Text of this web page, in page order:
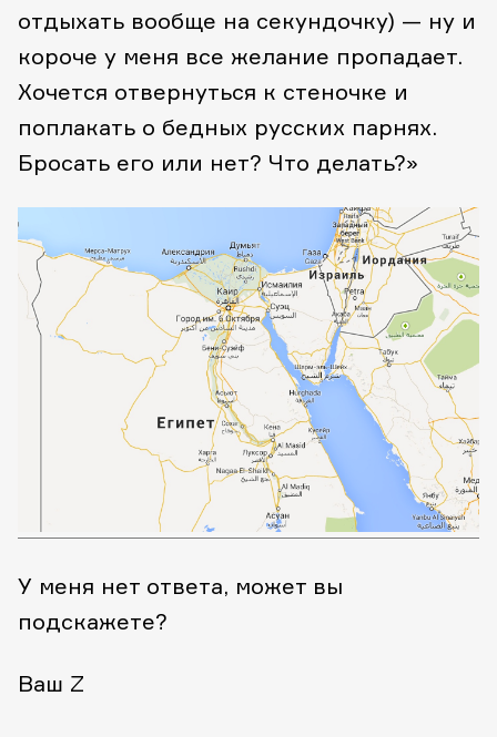
отдыхать вообще на секундочку) — ну и
короче у меня все желание пропадает.
Хочется отвернуться к стеночке и
поплакать о бедных русских парнях.
Бросать его или нет? Что делать?»
У меня нет ответа, может вы
подскажете?
Ваш Z